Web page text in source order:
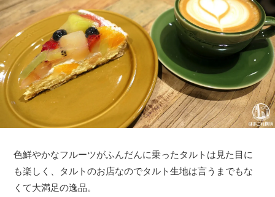
色鮮やかなフルーツがふんだんに乗ったタルトは見た目に
も楽しく、タルトのお店なのでタルト生地は言うまでもな
くて大満足の逸品。